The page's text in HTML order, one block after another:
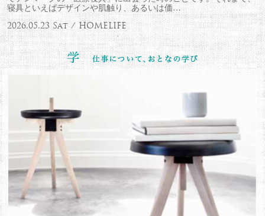
寝具といえばデザインや肌触り、あるいは価…
2026.05.23 Sat / HOMELIFE